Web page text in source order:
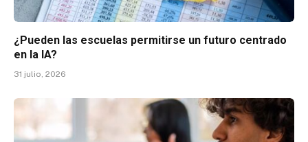
¿Pueden las escuelas permitirse un futuro centrado
en la IA?
31 julio, 2026